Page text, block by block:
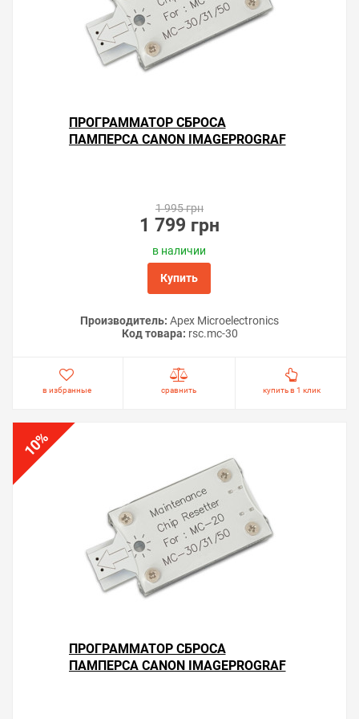
ПРОГРАММАТОР СБРОСА
ПАМПЕРСА CANON IMAGEPROGRAF
1 995 грн
1 799 грн
в наличии
Купить
Производитель: Apex Microelectronics
Код товара: rsс.mc-30
в избранные сравнить купить в 1 клик
10
%
ПРОГРАММАТОР СБРОСА
ПАМПЕРСА CANON IMAGEPROGRAF